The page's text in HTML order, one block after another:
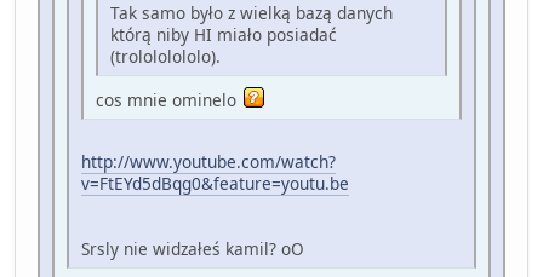
Tak samo było z wielką bazą danych
którą niby HI miało posiadać
(trolololololo).
cos mnie ominelo
http://www.youtube.com/watch?
v=FtEYd5dBqg0&feature=youtu.be
Srsly nie widzałeś kamil? oO